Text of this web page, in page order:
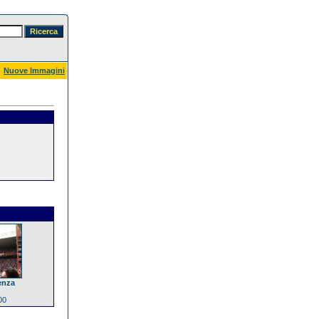
Nuove Immagini